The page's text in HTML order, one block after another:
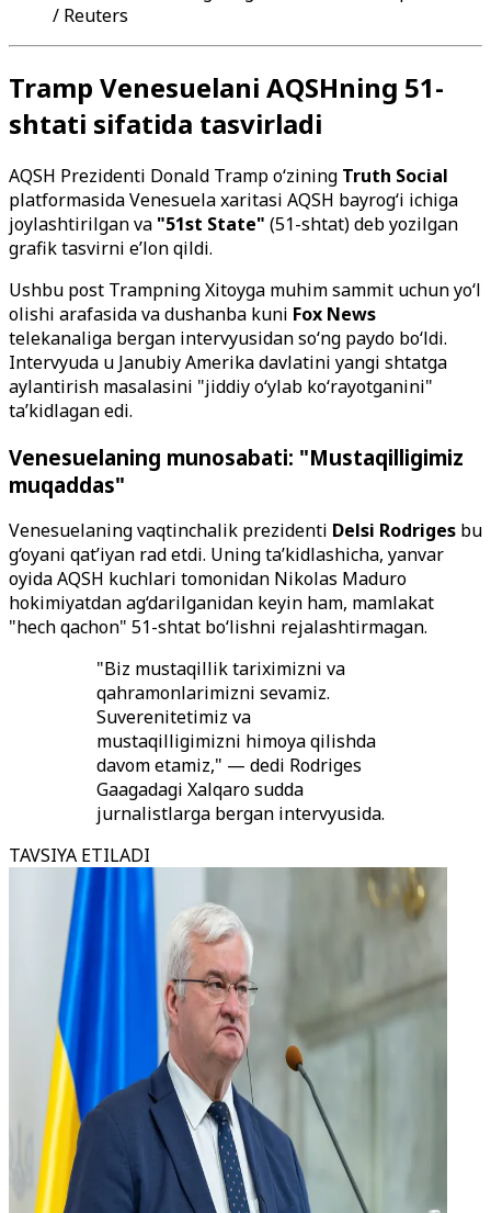
/ Reuters
Tramp Venesuelani AQSHning 51-
shtati sifatida tasvirladi
AQSH Prezidenti Donald Tramp o‘zining Truth Social
platformasida Venesuela xaritasi AQSH bayrog‘i ichiga
joylashtirilgan va "51st State" (51-shtat) deb yozilgan
grafik tasvirni e’lon qildi.
Ushbu post Trampning Xitoyga muhim sammit uchun yo‘l
olishi arafasida va dushanba kuni Fox News
telekanaliga bergan intervyusidan so‘ng paydo bo‘ldi.
Intervyuda u Janubiy Amerika davlatini yangi shtatga
aylantirish masalasini "jiddiy o‘ylab ko‘rayotganini"
ta’kidlagan edi.
Venesuelaning munosabati: "Mustaqilligimiz
muqaddas"
Venesuelaning vaqtinchalik prezidenti Delsi Rodriges bu
g‘oyani qat’iyan rad etdi. Uning ta’kidlashicha, yanvar
oyida AQSH kuchlari tomonidan Nikolas Maduro
hokimiyatdan ag‘darilganidan keyin ham, mamlakat
"hech qachon" 51-shtat bo‘lishni rejalashtirmagan.
"Biz mustaqillik tariximizni va
qahramonlarimizni sevamiz.
Suverenitetimiz va
mustaqilligimizni himoya qilishda
davom etamiz," — dedi Rodriges
Gaagadagi Xalqaro sudda
jurnalistlarga bergan intervyusida.
TAVSIYA ETILADI